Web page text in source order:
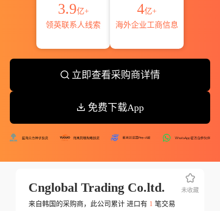
3.9亿+
领英联系人线索
4亿+
海外企业工商信息
立即查看采购商详情
免费下载App
Cnglobal Trading Co.ltd.
来自韩国的采购商，此公司累计 进口有 1 笔交易
未收藏